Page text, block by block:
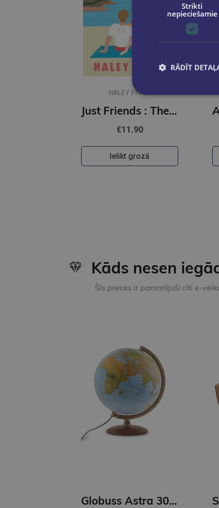
HALEY PHAM
Just Friends : The must-read emotional and enthralling second chance romance from a TikTok star
€11.90
Ielikt grozā
Kāds nesen
Šīs preces ir pamanījuši citi e-
Globuss Astra 30 CM
Strikti
nepieciešamie
RĀDĪT